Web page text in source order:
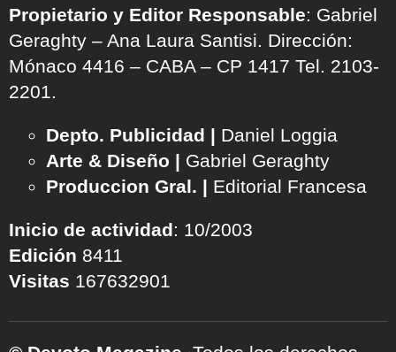
Propietario y Editor Responsable: Gabriel
Geraghty – Ana Laura Santisi. Dirección:
Mónaco 4416 – CABA – CP 1417 Tel. 2103-
2201.
Depto. Publicidad | Daniel Loggia
Arte & Diseño | Gabriel Geraghty
Produccion Gral. | Editorial Francesa
Inicio de actividad: 10/2003
Edición 8411
Visitas 167632901